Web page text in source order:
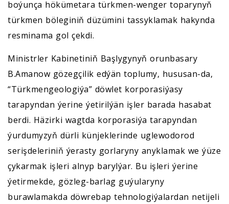
boýunça hökümetara türkmen-wenger toparynyň
türkmen böleginiň düzümini tassyklamak hakynda
resminama gol çekdi.
Ministrler Kabinetiniň Başlygynyň orunbasary
B.Amanow gözegçilik edýän toplumy, hususan-da,
“Türkmengeologiýa” döwlet korporasiýasy
tarapyndan ýerine ýetirilýän işler barada hasabat
berdi. Häzirki wagtda korporasiýa tarapyndan
ýurdumyzyň dürli künjeklerinde uglewodorod
serişdeleriniň ýerasty gorlaryny anyklamak we ýüze
çykarmak işleri alnyp barylýar. Bu işleri ýerine
ýetirmekde, gözleg-barlag guýularyny
burawlamakda döwrebap tehnologiýalardan netijeli